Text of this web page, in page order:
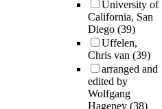
University of
California, San
Diego (39)
Uffelen,
Chris van (39)
arranged and
edited by
Wolfgang
Hageney (38)